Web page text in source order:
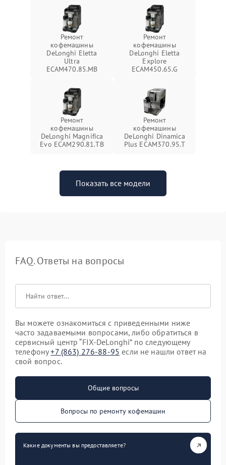
Ремонт
кофемашины
DeLonghi Eletta
Ultra
ECAM470.85.MB
Ремонт
кофемашины
DeLonghi Eletta
Explore
ECAM450.65.G
Ремонт
кофемашины
DeLonghi Magnifica
Evo ECAM290.81.TB
Ремонт
кофемашины
DeLonghi Dinamica
Plus ECAM370.95.T
Показать все модели
FAQ. Ответы на вопросы
Вы можете ознакомиться с приведенными ниже
часто задаваемыми вопросами, либо обратиться в
сервисный центр “FIX-DeLonghi” по следующему
телефону+7 (863) 276-88-95 если не нашли ответ на
свой вопрос.
Общие вопросы
Вопросы по ремонту кофемашин
Какие документы вы предоставляете?